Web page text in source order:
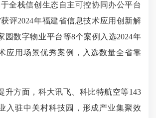
全栈信创生态自主可控协同办公平台
评2024年福建省信息技术应用创新解
园数字物业平台等8个案例入选2024年
应用场景优秀案例，入选数量全省靠
方面，科大讯飞、科比特航空等143
入驻中关村科技园，形成产业集聚效